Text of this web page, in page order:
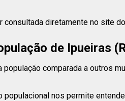
consultada diretamente no site do
de Ipueiras
população comparada a outros
populacional nos permite